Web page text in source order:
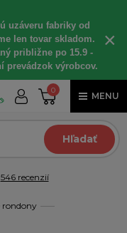
uzáveru fabriky od
len tovar skladom.
približne po 15.9 -
prevádzok výrobcov.
×
0
MENU
Hľadať
546 recenzií
rondony